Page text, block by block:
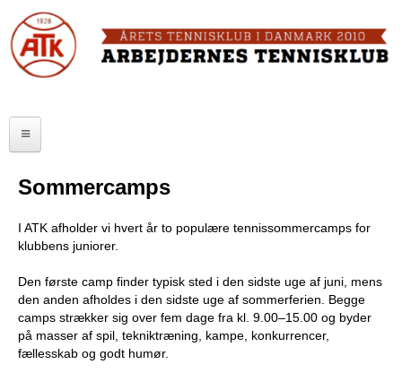
to
main
b
d
e
r
FORSIDE
ATK HALLEN
JUNIOR
MOTIONISTER
TURNERINGER
RANGLISTER
Sommercamps
I ATK afholder vi hvert år to populære tennissommercamps for
klubbens juniorer.
Den første camp finder typisk sted i den sidste uge af juni, mens
den anden afholdes i den sidste uge af sommerferien. Begge
camps strækker sig over fem dage fra kl. 9.00–15.00 og byder
på masser af spil, tekniktræning, kampe, konkurrencer,
fællesskab og godt humør.